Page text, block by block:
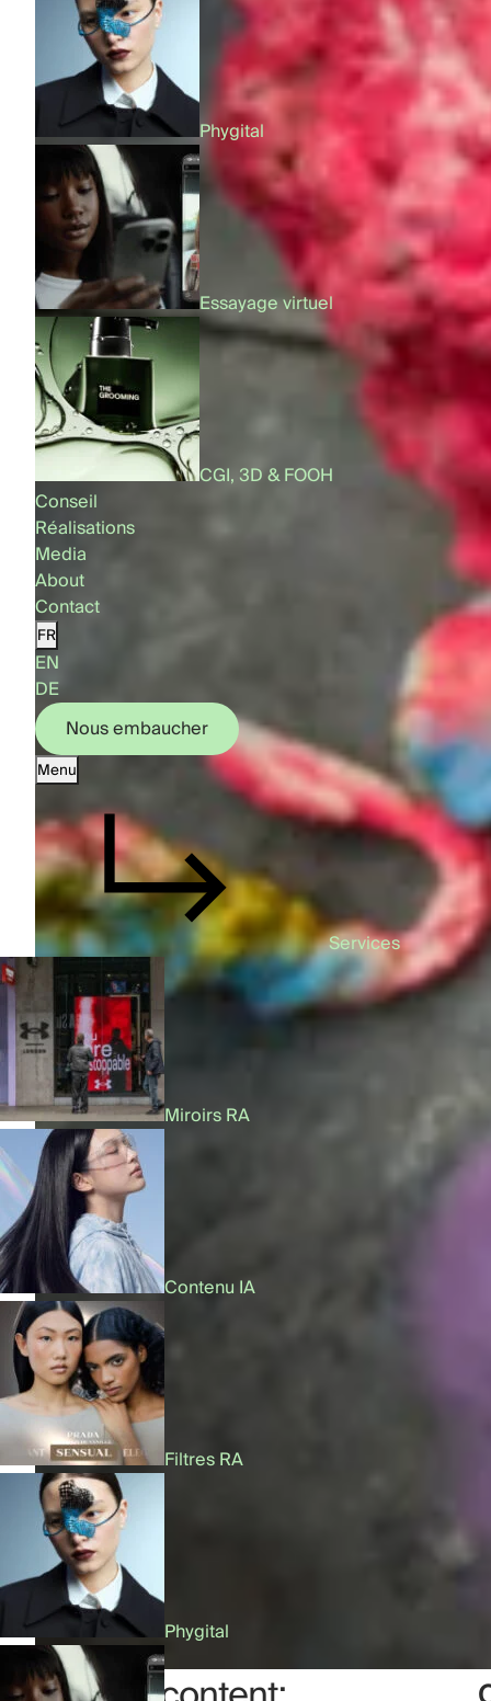
Phygital
Essayage virtuel
CGI, 3D & FOOH
Conseil
Réalisations
Media
About
Contact
FR
EN
DE
Nous embaucher
Nous embaucher
Menu
Services
Miroirs RA
Contenu IA
Filtres RA
Phygital